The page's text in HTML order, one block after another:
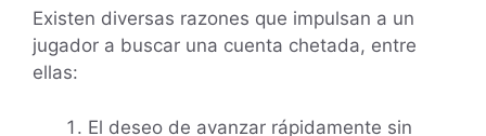
Existen diversas razones que impulsan a un
jugador a buscar una cuenta chetada, entre
ellas:
El deseo de avanzar rápidamente sin